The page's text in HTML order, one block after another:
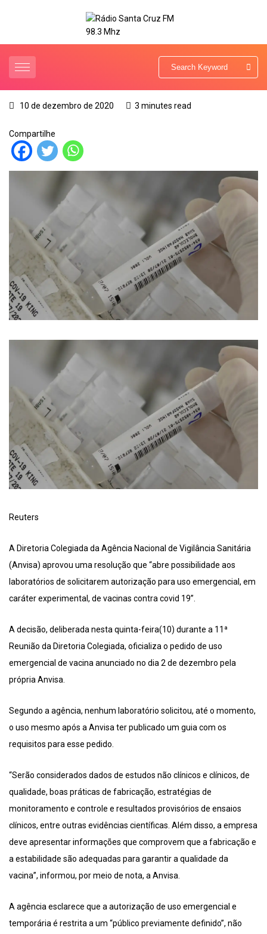
10 de dezembro de 2020 3 minutes read
Compartilhe
Reuters
A Diretoria Colegiada da Agência Nacional de Vigilância Sanitária
(Anvisa) aprovou uma resolução que “abre possibilidade aos
laboratórios de solicitarem autorização para uso emergencial, em
caráter experimental, de vacinas contra covid 19”.
A decisão, deliberada nesta quinta-feira(10) durante a 11ª
Reunião da Diretoria Colegiada, oficializa o pedido de uso
emergencial de vacina anunciado no dia 2 de dezembro pela
própria Anvisa.
Segundo a agência, nenhum laboratório solicitou, até o momento,
o uso mesmo após a Anvisa ter publicado um guia com os
requisitos para esse pedido.
“Serão considerados dados de estudos não clínicos e clínicos, de
qualidade, boas práticas de fabricação, estratégias de
monitoramento e controle e resultados provisórios de ensaios
clínicos, entre outras evidências científicas. Além disso, a empresa
deve apresentar informações que comprovem que a fabricação e
a estabilidade são adequadas para garantir a qualidade da
vacina”, informou, por meio de nota, a Anvisa.
A agência esclarece que a autorização de uso emergencial e
temporária é restrita a um “público previamente definido”, não